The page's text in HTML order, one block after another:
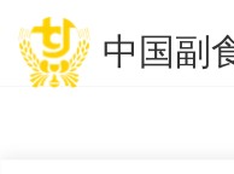
中国副